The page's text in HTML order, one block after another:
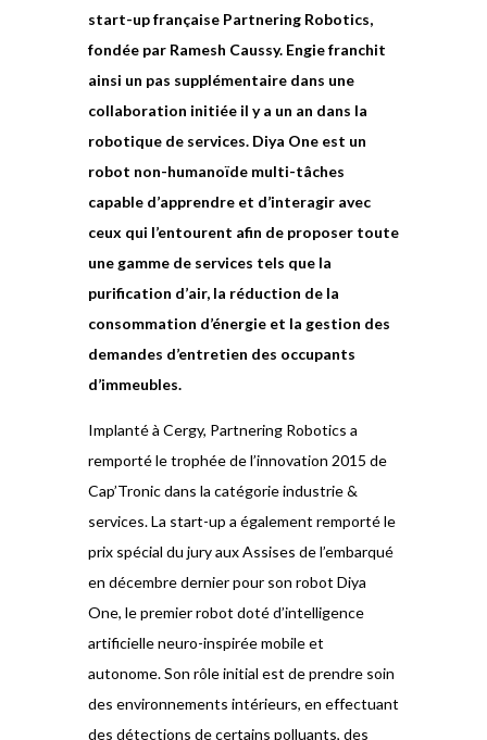
start-up française Partnering Robotics,
fondée par Ramesh Caussy. Engie franchit
ainsi un pas supplémentaire dans une
collaboration initiée il y a un an dans la
robotique de services. Diya One est un
robot non-humanoïde multi-tâches
capable d’apprendre et d’interagir avec
ceux qui l’entourent afin de proposer toute
une gamme de services tels que la
purification d’air, la réduction de la
consommation d’énergie et la gestion des
demandes d’entretien des occupants
d’immeubles.
Implanté à Cergy, Partnering Robotics a
remporté le trophée de l’innovation 2015 de
Cap’Tronic dans la catégorie industrie &
services. La start-up a également remporté le
prix spécial du jury aux Assises de l’embarqué
en décembre dernier pour son robot Diya
One, le premier robot doté d’intelligence
artificielle neuro-inspirée mobile et
autonome. Son rôle initial est de prendre soin
des environnements intérieurs, en effectuant
des détections de certains polluants, des